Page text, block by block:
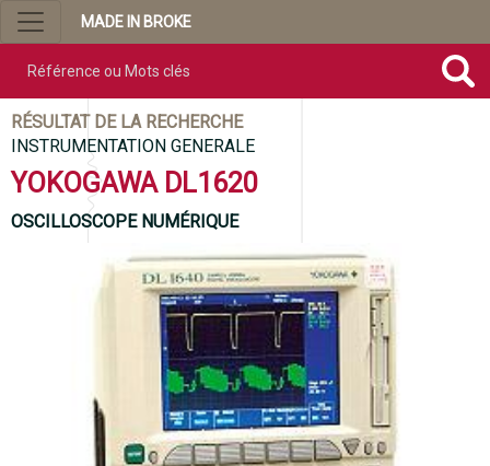
MADE IN BROKE
RÉSULTAT DE LA RECHERCHE
INSTRUMENTATION GENERALE
YOKOGAWA DL1620
OSCILLOSCOPE NUMÉRIQUE